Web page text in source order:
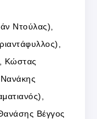
Ντούλας),
Κώστας
Νανάκης
Βέγγος